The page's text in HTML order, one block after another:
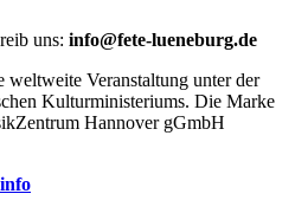
uns: info@fete-lueneburg.de
weltweite Veranstaltung unter der
Kulturministeriums. Die Marke
Hannover gGmbH